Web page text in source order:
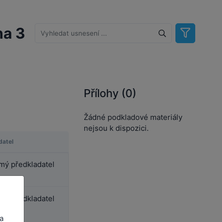
3
předkladatel
předkladatel
Přílohy (0)
Žádné podkladové materiály
nejsou k dispozici.